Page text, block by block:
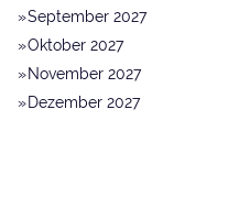
September 2027
Oktober 2027
November 2027
Dezember 2027